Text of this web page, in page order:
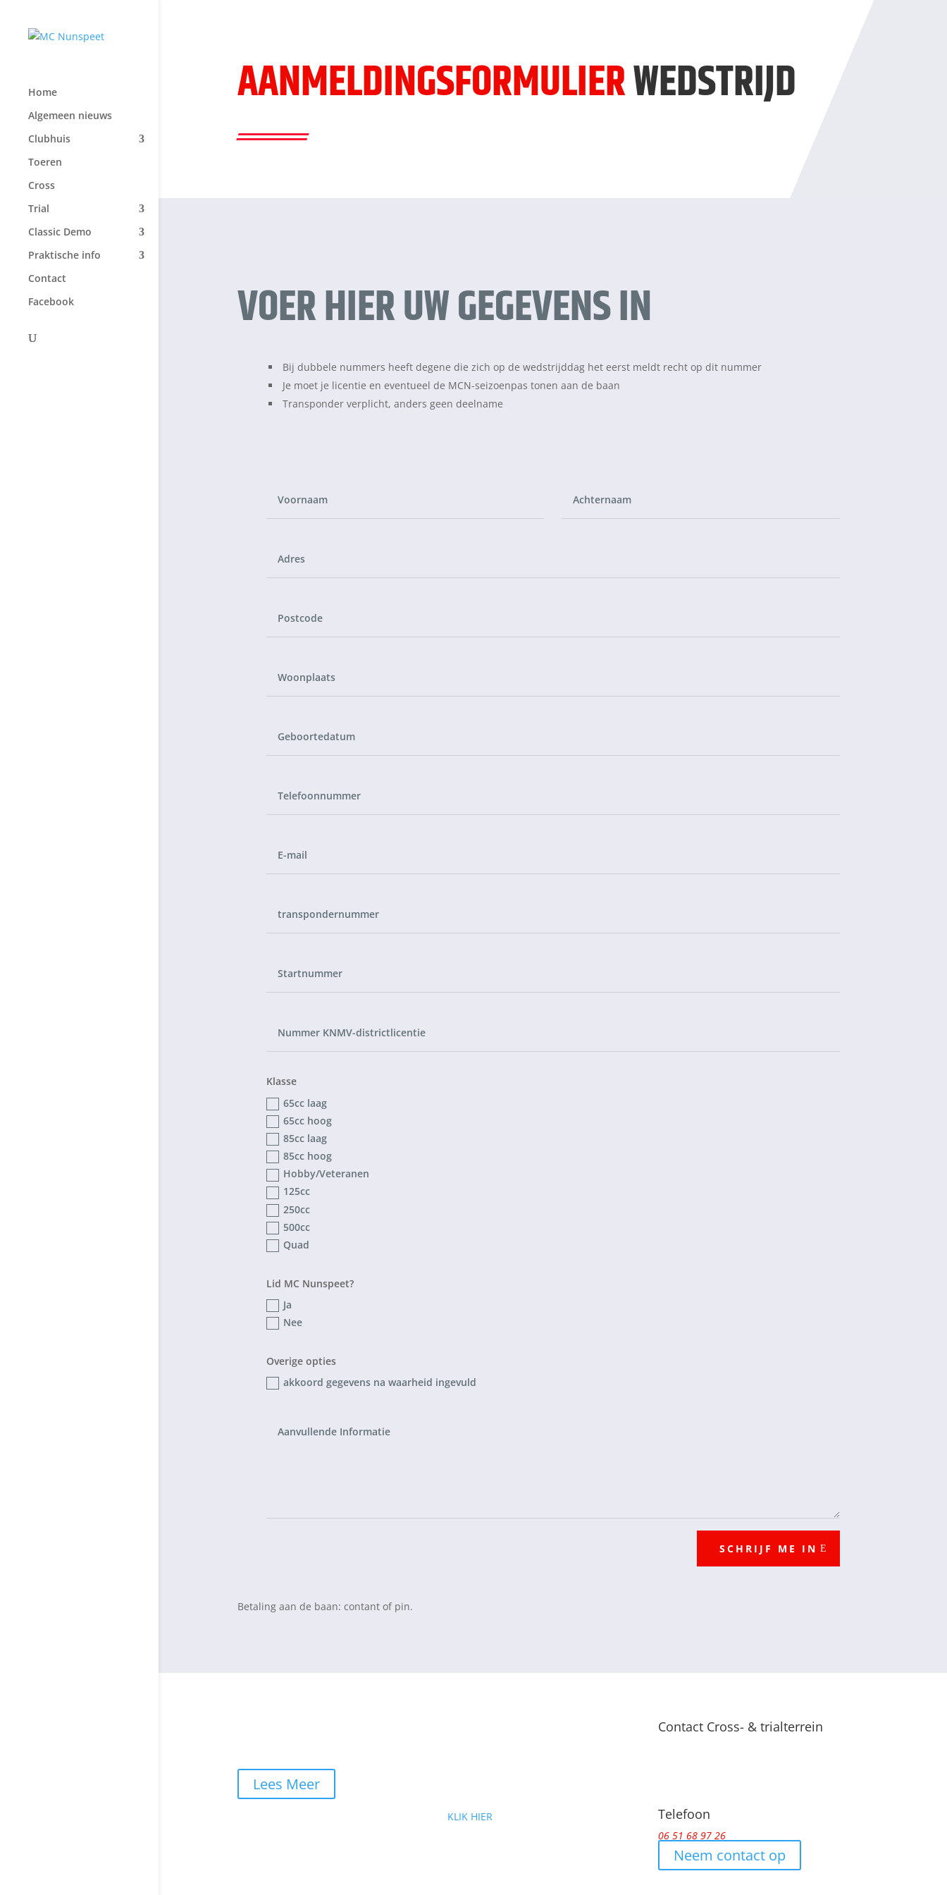
Home
Algemeen nieuws
Clubhuis
Toeren
Cross
Trial
Classic Demo
Praktische info
Contact
Facebook
AANMELDINGSFORMULIERWEDSTRIJD
VOER HIER UW GEGEVENS IN
Bij dubbele nummers heeft degene die zich op de wedstrijddag het eerst meldt recht op dit nummer
Je moet je licentie en eventueel de MCN-seizoenpas tonen aan de baan
Transponder verplicht, anders geen deelname
Klasse
65cc laag
65cc hoog
85cc laag
85cc hoog
Hobby/Veteranen
125cc
250cc
500cc
Quad
Lid MC Nunspeet?
Ja
Nee
Overige opties
akkoord gegevens na waarheid ingevuld
SCHRIJF ME IN
Betaling aan de baan: contant of pin.
Lees Meer
KLIK HIER
Contact Cross- & trialterrein
Telefoon
06 51 68 97 26
Neem contact op